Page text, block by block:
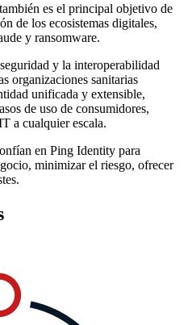
es el principal objetivo de
de los ecosistemas digitales,
y ransomware.
y la interoperabilidad
organizaciones sanitarias
unificada y extensible,
de uso de consumidores,
a cualquier escala.
en Ping Identity para
minimizar el riesgo, ofrecer